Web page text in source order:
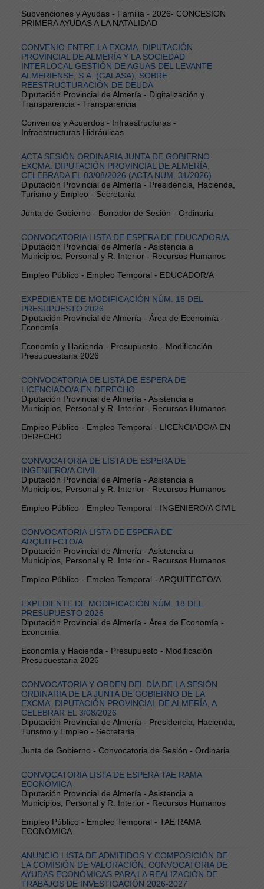
Subvenciones y Ayudas - Familia - 2026- CONCESION
PRIMERA AYUDAS A LA NATALIDAD
CONVENIO ENTRE LA EXCMA. DIPUTACIÓN
PROVINCIAL DE ALMERÍA Y LA SOCIEDAD
INTERLOCAL GESTIÓN DE AGUAS DEL LEVANTE
ALMERIENSE, S.A. (GALASA), SOBRE
REESTRUCTURACIÓN DE DEUDA
Diputación Provincial de Almería - Digitalización y
Transparencia - Transparencia
Convenios y Acuerdos - Infraestructuras -
Infraestructuras Hidráulicas
ACTA SESIÓN ORDINARIA JUNTA DE GOBIERNO
EXCMA. DIPUTACIÓN PROVINCIAL DE ALMERÍA,
CELEBRADA EL 03/08/2026 (ACTA NUM. 31/2026)
Diputación Provincial de Almería - Presidencia, Hacienda,
Turismo y Empleo - Secretaría
Junta de Gobierno - Borrador de Sesión - Ordinaria
CONVOCATORIA LISTA DE ESPERA DE EDUCADOR/A
Diputación Provincial de Almería - Asistencia a
Municipios, Personal y R. Interior - Recursos Humanos
Empleo Público - Empleo Temporal - EDUCADOR/A
EXPEDIENTE DE MODIFICACIÓN NÚM. 15 DEL
PRESUPUESTO 2026
Diputación Provincial de Almería - Área de Economía -
Economía
Economía y Hacienda - Presupuesto - Modificación
Presupuestaria 2026
CONVOCATORIA DE LISTA DE ESPERA DE
LICENCIADO/A EN DERECHO
Diputación Provincial de Almería - Asistencia a
Municipios, Personal y R. Interior - Recursos Humanos
Empleo Público - Empleo Temporal - LICENCIADO/A EN
DERECHO
CONVOCATORIA DE LISTA DE ESPERA DE
INGENIERO/A CIVIL
Diputación Provincial de Almería - Asistencia a
Municipios, Personal y R. Interior - Recursos Humanos
Empleo Público - Empleo Temporal - INGENIERO/A CIVIL
CONVOCATORIA LISTA DE ESPERA DE
ARQUITECTO/A.
Diputación Provincial de Almería - Asistencia a
Municipios, Personal y R. Interior - Recursos Humanos
Empleo Público - Empleo Temporal - ARQUITECTO/A
EXPEDIENTE DE MODIFICACIÓN NÚM. 18 DEL
PRESUPUESTO 2026
Diputación Provincial de Almería - Área de Economía -
Economía
Economía y Hacienda - Presupuesto - Modificación
Presupuestaria 2026
CONVOCATORIA Y ORDEN DEL DÍA DE LA SESIÓN
ORDINARIA DE LA JUNTA DE GOBIERNO DE LA
EXCMA. DIPUTACIÓN PROVINCIAL DE ALMERÍA, A
CELEBRAR EL 3/08/2026
Diputación Provincial de Almería - Presidencia, Hacienda,
Turismo y Empleo - Secretaría
Junta de Gobierno - Convocatoria de Sesión - Ordinaria
CONVOCATORIA LISTA DE ESPERA TAE RAMA
ECONÓMICA
Diputación Provincial de Almería - Asistencia a
Municipios, Personal y R. Interior - Recursos Humanos
Empleo Público - Empleo Temporal - TAE RAMA
ECONÓMICA
ANUNCIO LISTA DE ADMITIDOS Y COMPOSICIÓN DE
LA COMISIÓN DE VALORACIÓN. CONVOCATORIA DE
AYUDAS ECONÓMICAS PARA LA REALIZACIÓN DE
TRABAJOS DE INVESTIGACIÓN 2026-2027